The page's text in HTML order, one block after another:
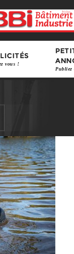
vous !
Publiez